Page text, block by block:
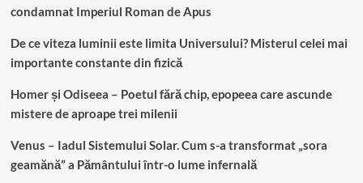
condamnat Imperiul Roman de Apus
De ce viteza luminii este limita Universului? Misterul celei mai
importante constante din fizică
Homer și Odiseea – Poetul fără chip, epopeea care ascunde
mistere de aproape trei milenii
Venus – Iadul Sistemului Solar. Cum s-a transformat „sora
geamănă” a Pământului într-o lume infernală